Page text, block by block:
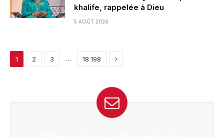
khalife, rappelée à Dieu
5 AOÛT 2026
1 2 3 … 18 198 Next